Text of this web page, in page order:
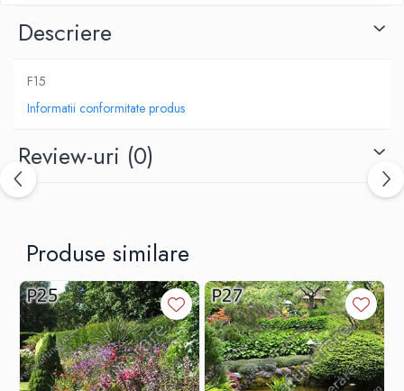
Descriere
F15
Informatii conformitate produs
Review-uri (0)
Produse similare